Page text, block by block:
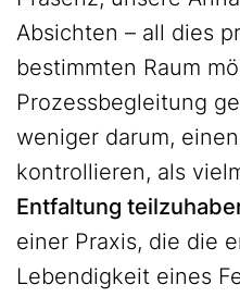
Absichten – all dies
bestimmten Raum
Prozessbegleitung
weniger darum,
kontrollieren, als
Entfaltung
einer Praxis, die die
Lebendigkeit eines